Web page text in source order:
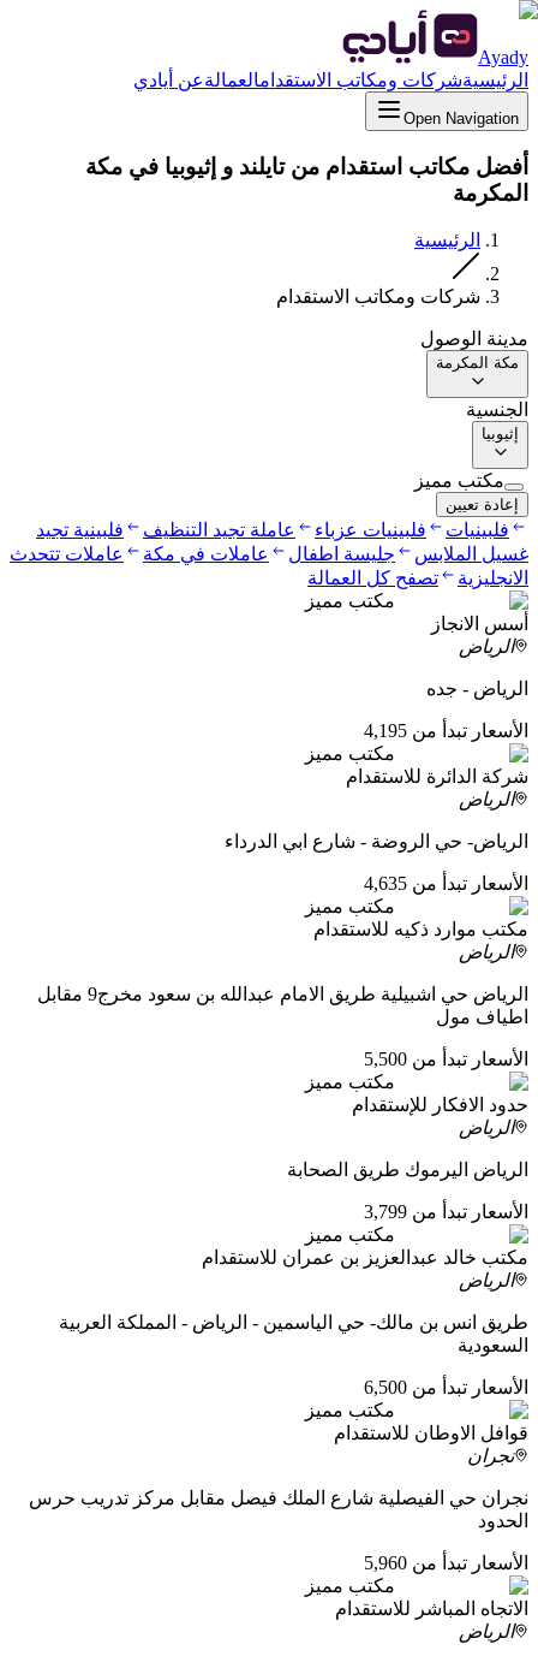
Ayady
الرئيسيةشركات ومكاتب الاستقدامالعمالةعن أيادي
Open Navigation
أفضل مكاتب استقدام من تايلند و إثيوبيا في مكة
المكرمة
الرئيسية
شركات ومكاتب الاستقدام
مدينة الوصول
مكة المكرمة
الجنسية
إثيوبيا
مكتب مميز
إعادة تعيين
فلبينيات فلبينيات عزباء عاملة تجيد التنظيف
فلبينية تجيد
غسيل الملابس
جليسة اطفال عاملات في مكة
عاملات تتحدث
الانجليزية
تصفح كل العمالة
مكتب مميز
أسس الانجاز
الرياض
الرياض - جده
الأسعار تبدأ من 4,195
مكتب مميز
شركة الدائرة للاستقدام
الرياض
الرياض- حي الروضة - شارع ابي الدرداء
الأسعار تبدأ من 4,635
مكتب مميز
مكتب موارد ذكيه للاستقدام
الرياض
الرياض حي اشبيلية طريق الامام عبدالله بن سعود مخرج9 مقابل
اطياف مول
الأسعار تبدأ من 5,500
مكتب مميز
حدود الافكار للإستقدام
الرياض
الرياض اليرموك طريق الصحابة
الأسعار تبدأ من 3,799
مكتب مميز
مكتب خالد عبدالعزيز بن عمران للاستقدام
الرياض
طريق انس بن مالك- حي الياسمين - الرياض - المملكة العربية
السعودية
الأسعار تبدأ من 6,500
مكتب مميز
قوافل الاوطان للاستقدام
نجران
نجران حي الفيصلية شارع الملك فيصل مقابل مركز تدريب حرس
الحدود
الأسعار تبدأ من 5,960
مكتب مميز
الاتجاه المباشر للاستقدام
الرياض